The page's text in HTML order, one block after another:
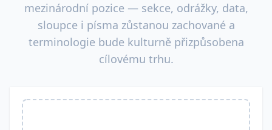
mezinárodní pozice — sekce, odrážky, data,
sloupce i písma zůstanou zachované a
terminologie bude kulturně přizpůsobena
cílovému trhu.